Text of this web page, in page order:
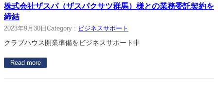
株式会社ザスパ（ザスパクサツ群馬）様との業務委託契約を
締結
2023年9月30日 Category : ビジネスサポート
クラブハウス開業準備をビジネスサポート中
Read more